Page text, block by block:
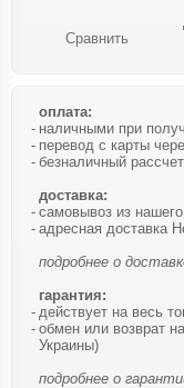
Сравнить
оплата:
наличными при
перевод с карты
безналичный рассчет
доставка:
самовывоз из
адресная доставка
подробнее о
гарантия:
действует на весь
обмен или возврат
Украины)
подробнее о